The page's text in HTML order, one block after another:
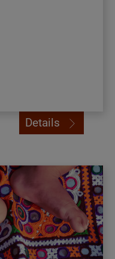
Details